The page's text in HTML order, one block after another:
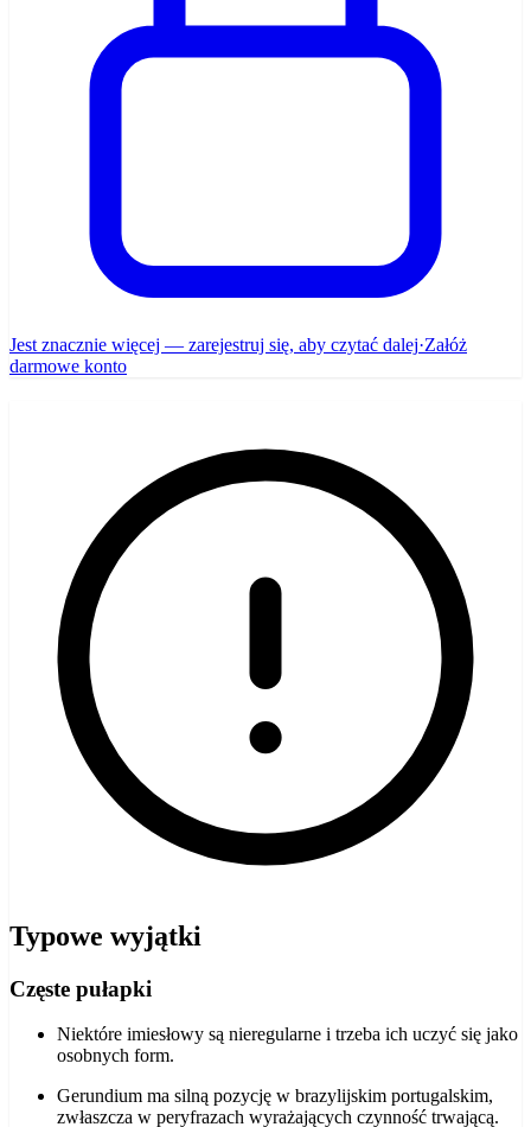
Jest znacznie więcej — zarejestruj się, aby czytać dalej·Załóż
darmowe konto
Typowe wyjątki
Częste pułapki
Niektóre imiesłowy są nieregularne i trzeba ich uczyć się jako
osobnych form.
Gerundium ma silną pozycję w brazylijskim portugalskim,
zwłaszcza w peryfrazach wyrażających czynność trwającą.